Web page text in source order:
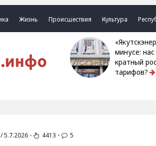
Жизнь Происшествия Культура
«Якутскэнерго» в
минусе:
кратный
тарифов?
5.7.2026 • 4413 • 5